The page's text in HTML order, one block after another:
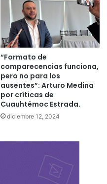
“Formato de
comparecencias funciona,
pero no para los
ausentes”: Arturo Medina
por críticas de
Cuauhtémoc Estrada.
diciembre 12, 2024